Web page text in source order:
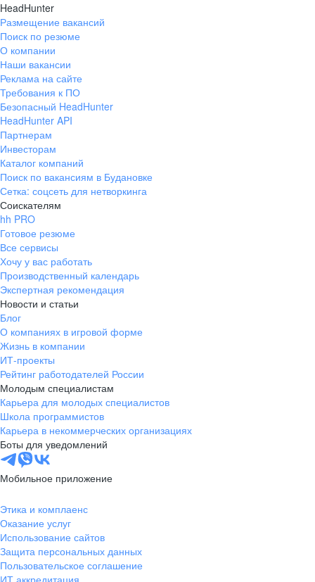
HeadHunter
Размещение вакансий
Поиск по резюме
О компании
Наши вакансии
Реклама на сайте
Требования к ПО
Безопасный HeadHunter
HeadHunter API
Партнерам
Инвесторам
Каталог компаний
Поиск по вакансиям в Будановке
Сетка: соцсеть для нетворкинга
Соискателям
hh PRO
Готовое резюме
Все сервисы
Хочу у вас работать
Производственный календарь
Экспертная рекомендация
Новости и статьи
Блог
О компаниях в игровой форме
Жизнь в компании
ИТ-проекты
Рейтинг работодателей России
Молодым специалистам
Карьера для молодых специалистов
Школа программистов
Карьера в некоммерческих организациях
Боты для уведомлений
Мобильное приложение
Этика и комплаенс
Оказание услуг
Использование сайтов
Защита персональных данных
Пользовательское соглашение